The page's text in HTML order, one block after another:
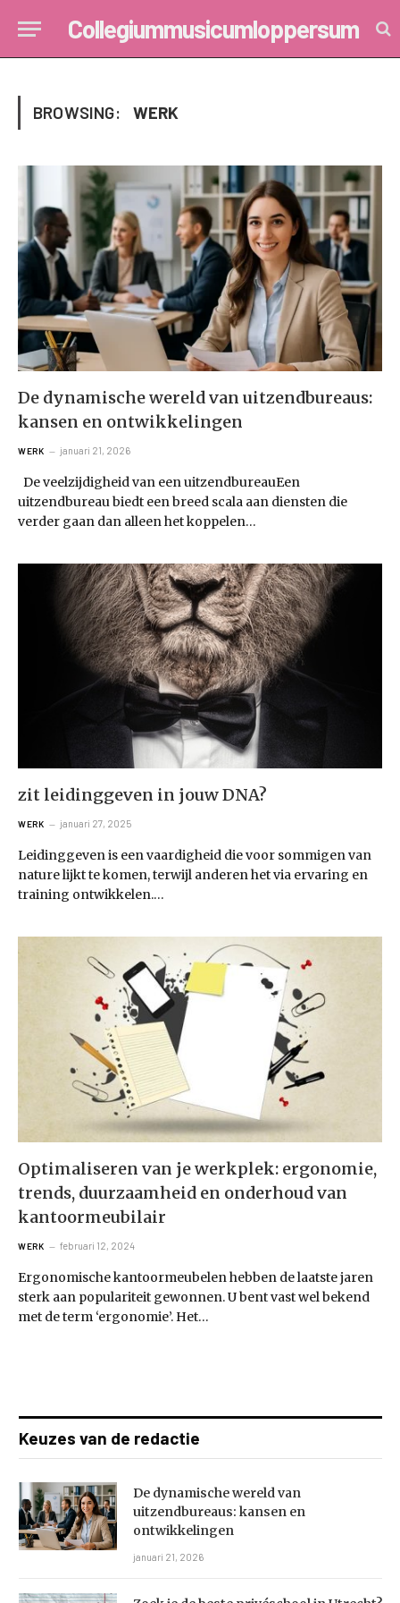
Collegiummusicumloppersum
BROWSING: WERK
De dynamische wereld van uitzendbureaus:
kansen en ontwikkelingen
WERK januari 21, 2026
De veelzijdigheid van een uitzendbureauEen
uitzendbureau biedt een breed scala aan diensten die
verder gaan dan alleen het koppelen…
zit leidinggeven in jouw DNA?
WERK januari 27, 2025
Leidinggeven is een vaardigheid die voor sommigen van
nature lijkt te komen, terwijl anderen het via ervaring en
training ontwikkelen.…
Optimaliseren van je werkplek: ergonomie,
trends, duurzaamheid en onderhoud van
kantoormeubilair
WERK februari 12, 2024
Ergonomische kantoormeubelen hebben de laatste jaren
sterk aan populariteit gewonnen. U bent vast wel bekend
met de term ‘ergonomie’. Het…
Keuzes van de redactie
De dynamische wereld van
uitzendbureaus: kansen en
ontwikkelingen
januari 21, 2026